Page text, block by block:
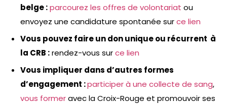
belge :parcourez les offres de volontariat ou
envoyez une candidature spontanée surce lien
Vous pouvez faire un don unique ou récurrent à
la CRB :rendez-vous surce lien
Vous impliquer dans d’autres formes
d’engagement :participer à une collecte de sang,
vous formeravec la Croix-Rouge et promouvoir ses